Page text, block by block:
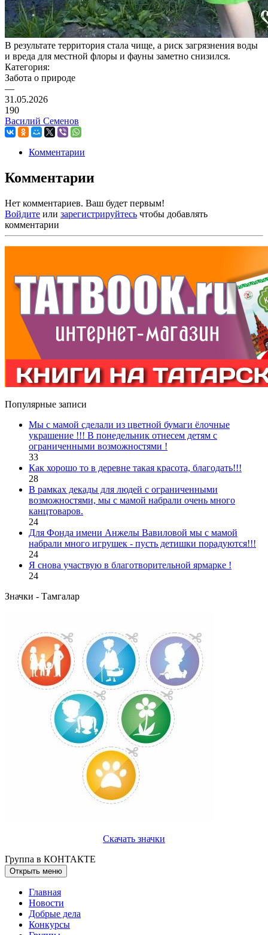
В результате территория стала чище, а риск загрязнения воды
и вреда для местной флоры и фауны заметно снизился.
Категория:
Забота о природе
—
31.05.2026
190
Василий Семенов
Комментарии
Комментарии
Нет комментариев. Ваш будет первым!
Войдите или зарегистрируйтесь чтобы добавлять
комментарии
Популярные записи
Мы с мамой сделали из цветной бумаги ёлочные
украшение !!! В понедельник отнесем детям с
ограниченными возможностями !
33
Как хорошо то в деревне такая красота, благодать!!!
28
В рамках декады для людей с ограниченными
возможностями, мы с мамой набрали очень много
канцтоваров.
24
Для Фонда имени Анжелы Вавиловой мы с мамой
набрали много игрушек - пусть детишки порадуются!!!
24
Я снова участвую в благотворительной ярмарке !
24
Значки - Тамгалар
Скачать значки
Группа в КОНТАКТЕ
Открыть меню
Главная
Новости
Добрые дела
Конкурсы